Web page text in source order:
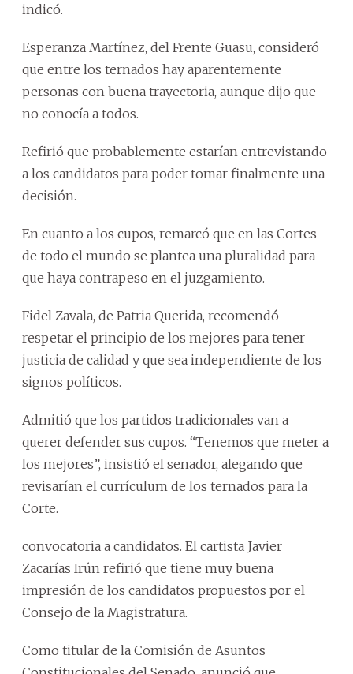
indicó.
Esperanza Martínez, del Frente Guasu, consideró
que entre los ternados hay aparentemente
personas con buena trayectoria, aunque dijo que
no conocía a todos.
Refirió que probablemente estarían entrevistando
a los candidatos para poder tomar finalmente una
decisión.
En cuanto a los cupos, remarcó que en las Cortes
de todo el mundo se plantea una pluralidad para
que haya contrapeso en el juzgamiento.
Fidel Zavala, de Patria Querida, recomendó
respetar el principio de los mejores para tener
justicia de calidad y que sea independiente de los
signos políticos.
Admitió que los partidos tradicionales van a
querer defender sus cupos. “Tenemos que meter a
los mejores”, insistió el senador, alegando que
revisarían el currículum de los ternados para la
Corte.
convocatoria a candidatos. El cartista Javier
Zacarías Irún refirió que tiene muy buena
impresión de los candidatos propuestos por el
Consejo de la Magistratura.
Como titular de la Comisión de Asuntos